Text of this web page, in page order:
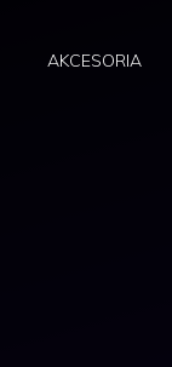
AKCESORIA